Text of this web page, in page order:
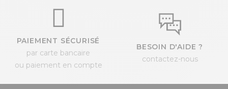
PAIEMENT SÉCURISÉ
par carte bancaire
ou paiement en compte
BESOIN D'AIDE ?
contactez-nous